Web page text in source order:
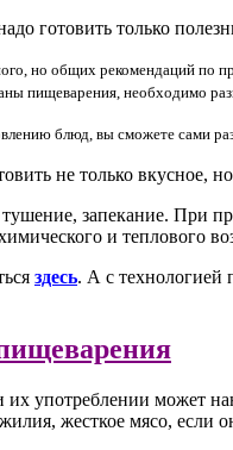
готовить только
но общих рекомендаций по
пищеварения, необходимо
блюд, вы сможете сами
не только вкусное,
запекание. При
и теплового
здесь. А с технологией
употреблении может
жесткое мясо, если